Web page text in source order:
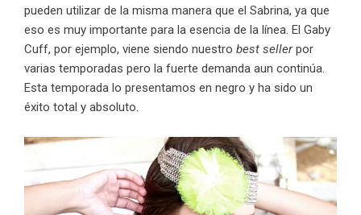
pueden utilizar de la misma manera que el Sabrina, ya que
eso es muy importante para la esencia de la línea. El Gaby
Cuff, por ejemplo, viene siendo nuestro best sellerpor
varias temporadas pero la fuerte demanda aun continúa.
Esta temporada lo presentamos en negro y ha sido un
éxito total y absoluto.